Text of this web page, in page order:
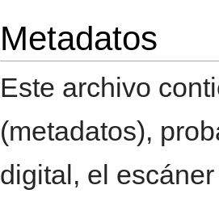
Metadatos
Este archivo
(metadatos),
digital, el